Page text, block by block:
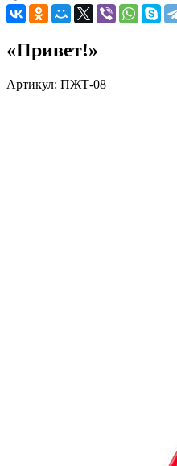
«Привет!»
Артикул: ПЖТ-08